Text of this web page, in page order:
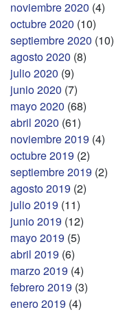
noviembre 2020 (4)
octubre 2020 (10)
septiembre 2020 (10)
agosto 2020 (8)
julio 2020 (9)
junio 2020 (7)
mayo 2020 (68)
abril 2020 (61)
noviembre 2019 (4)
octubre 2019 (2)
septiembre 2019 (2)
agosto 2019 (2)
julio 2019 (11)
junio 2019 (12)
mayo 2019 (5)
abril 2019 (6)
marzo 2019 (4)
febrero 2019 (3)
enero 2019 (4)